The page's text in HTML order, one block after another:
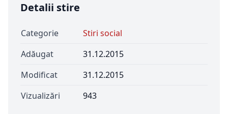
Detalii stire
Categorie
Stiri social
Adăugat
31.12.2015
Modificat
31.12.2015
Vizualizări
943